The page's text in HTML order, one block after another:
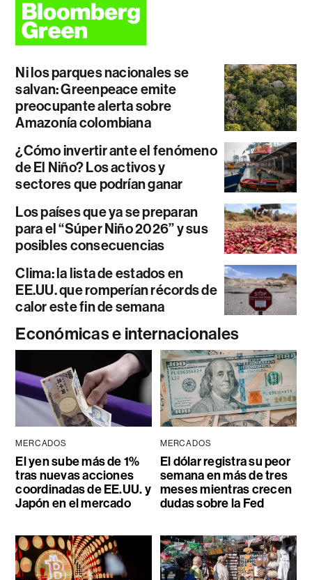
Ni los parques nacionales se
salvan: Greenpeace emite
preocupante alerta sobre
Amazonía colombiana
¿Cómo invertir ante el fenómeno
de El Niño? Los activos y
sectores que podrían ganar
Los países que ya se preparan
para el “Súper Niño 2026” y sus
posibles consecuencias
Clima: la lista de estados en
EE.UU. que romperían récords de
calor este fin de semana
Económicas e internacionales
MERCADOS
El yen sube más de 1%
tras nuevas acciones
coordinadas de EE.UU. y
Japón en el mercado
MERCADOS
El dólar registra su peor
semana en más de tres
meses mientras crecen
dudas sobre la Fed